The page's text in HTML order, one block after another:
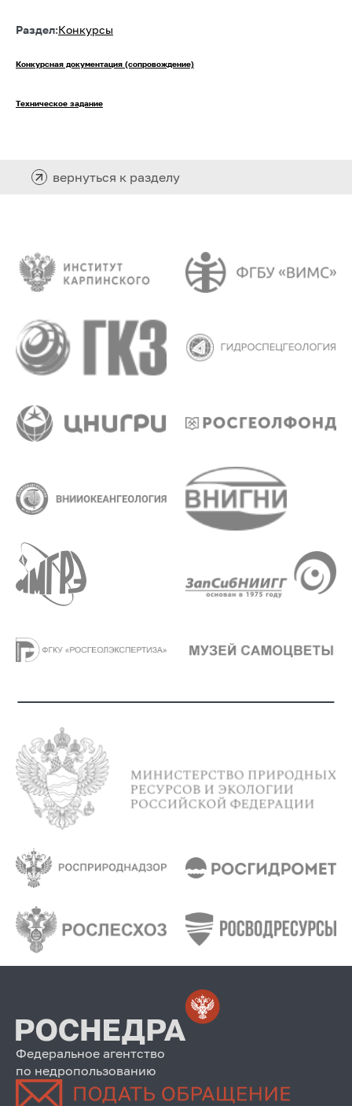
Раздел:Конкурсы
Конкурсная документация (сопровождение)
Техническое задание
вернуться к разделу
Федеральное агентство
по недропользованию